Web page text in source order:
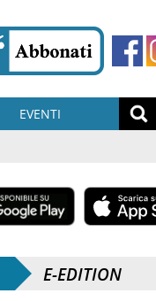
EVENTI
E-EDITION